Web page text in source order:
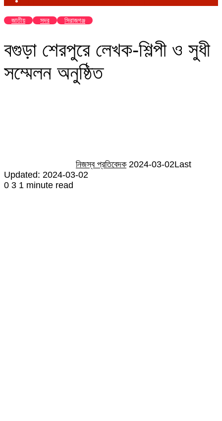
জাতীয় সদর সিরাজগঞ্জ
বগুড়া শেরপুরে লেখক-শিল্পী ও সুধী
সম্মেলন অনুষ্ঠিত
নিজস্ব প্রতিবেদক 2024-03-02Last
Updated: 2024-03-02
0 3 1 minute read